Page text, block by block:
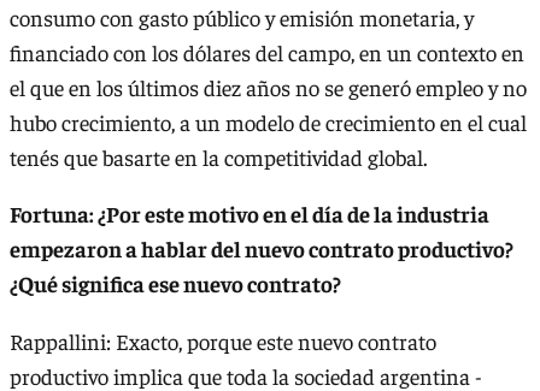
consumo con gasto público y emisión monetaria, y
financiado con los dólares del campo, en un contexto en
el que en los últimos diez años no se generó empleo y no
hubo crecimiento, a un modelo de crecimiento en el cual
tenés que basarte en la competitividad global.
Fortuna: ¿Por este motivo en el día de la industria
empezaron a hablar del nuevo contrato productivo?
¿Qué significa ese nuevo contrato?
Rappallini: Exacto, porque este nuevo contrato
productivo implica que toda la sociedad argentina -